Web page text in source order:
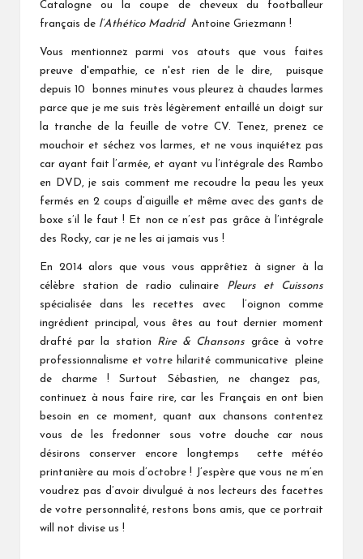
Catalogne ou la coupe de cheveux du footballeur
français de l’Athético MadridAntoine Griezmann !
Vous mentionnez parmi vos atouts que vous faites
preuve d'empathie, ce n'est rien de le dire, puisque
depuis 10 bonnes minutes vous pleurez à chaudes larmes
parce que je me suis très légèrement entaillé un doigt sur
la tranche de la feuille de votre CV. Tenez, prenez ce
mouchoir et séchez vos larmes, et ne vous inquiétez pas
car ayant fait l’armée, et ayant vu l’intégrale des Rambo
en DVD, je sais comment me recoudre la peau les yeux
fermés en 2 coups d’aiguille et même avec des gants de
boxe s’il le faut ! Et non ce n’est pas grâce à l’intégrale
des Rocky, car je ne les ai jamais vus !
En 2014 alors que vous vous apprêtiez à signer à la
célèbre station de radio culinaire Pleurs et Cuissons
spécialisée dans les recettes avec l’oignon comme
ingrédient principal, vous êtes au tout dernier moment
drafté par la station Rire & Chansons grâce à votre
professionnalisme et votre hilarité communicative pleine
de charme ! Surtout Sébastien, ne changez pas,
continuez à nous faire rire, car les Français en ont bien
besoin en ce moment, quant aux chansons contentez
vous de les fredonner sous votre douche car nous
désirons conserver encore longtemps cette météo
printanière au mois d’octobre ! J’espère que vous ne m’en
voudrez pas d’avoir divulgué à nos lecteurs des facettes
de votre personnalité, restons bons amis, que ce portrait
will not divise us !